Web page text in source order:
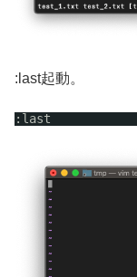
:last起動。
:last